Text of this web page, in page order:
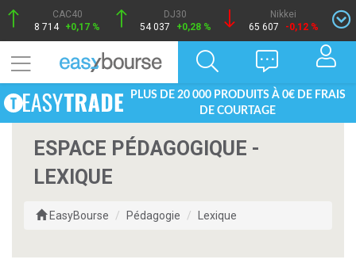
CAC40
8 714 +0,17 %
DJ30
54 037
+0,28 %
Nikkei
65 607
-0,12 %
PLUS DE 20 000 PRODUITS À 0€ DE FRAIS
DE COURTAGE
ESPACE PÉDAGOGIQUE -
LEXIQUE
EasyBourse Pédagogie Lexique